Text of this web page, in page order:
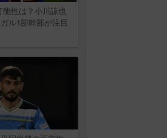
能性は？小川諒也
ル1部幹部が注目